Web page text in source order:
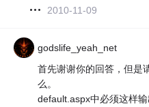
2010-11-09
godslife_yeah_net
首先谢谢你的回答，但是
么。
default.aspx中必须这样输